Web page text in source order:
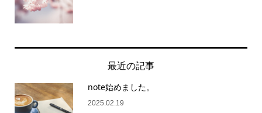
最近の記事
note始めました。
2025.02.19